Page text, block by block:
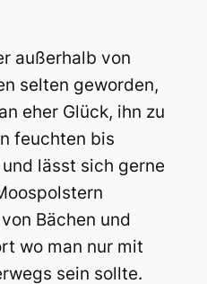
außerhalb von
selten geworden,
eher Glück, ihn zu
feuchten bis
lässt sich gerne
Bächen und
wo man nur mit
sein sollte.